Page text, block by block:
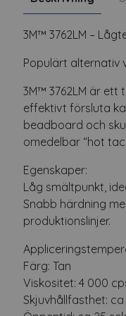
3M™ 3762LM –
Populärt alternativ
3M™ 3762LM är
effektivt försluta
beadboard och
omedelbar “hot
Egenskaper:
Låg smältpunkt,
Snabb härdning
produktionslinjer.
Färg: Tan
Viskositet: 4 000
Skjuvhållfasthet: